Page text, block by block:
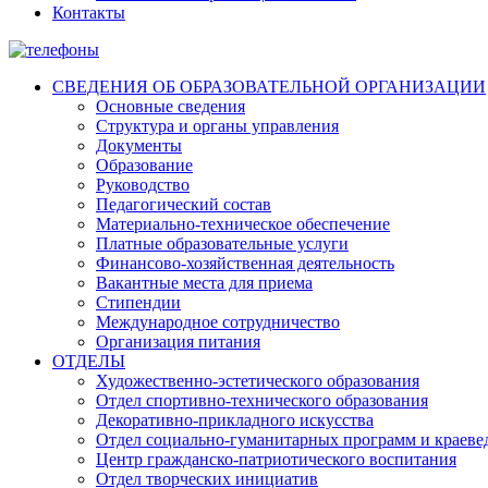
Контакты
СВЕДЕНИЯ ОБ ОБРАЗОВАТЕЛЬНОЙ ОРГАНИЗАЦИИ
Основные сведения
Структура и органы управления
Документы
Образование
Руководство
Педагогический состав
Материально-техническое обеспечение
Платные образовательные услуги
Финансово-хозяйственная деятельность
Вакантные места для приема
Стипендии
Международное сотрудничество
Организация питания
ОТДЕЛЫ
Художественно-эстетического образования
Отдел спортивно-технического образования
Декоративно-прикладного искусства
Отдел социально-гуманитарных программ и
Центр гражданско-патриотического воспитания
Отдел творческих инициатив